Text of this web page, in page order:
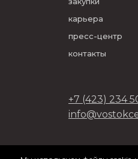
карьера
пресс-центр
контакты
+7 (423) 234